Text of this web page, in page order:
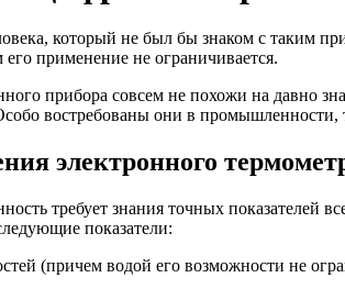
который не был бы знаком с таким
применение не ограничивается.
прибора совсем не похожи на давно
востребованы они в промышленности,
электронного
требует знания точных показателей
показатели:
(причем водой его возможности не